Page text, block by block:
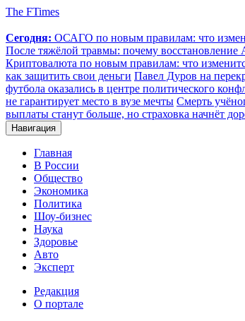
The FTimes
Сегодня: ОСАГО по новым правилам: что
После тяжёлой травмы: почему
Криптовалюта по новым правилам: что
как защитить свои деньги Павел Дуров на
футбола оказались в центре политического
не гарантирует место в вузе мечты Смерть
выплаты станут больше, но страховка начнёт
Навигация
Главная
В России
Общество
Экономика
Политика
Шоу-бизнес
Наука
Здоровье
Авто
Эксперт
Редакция
О портале